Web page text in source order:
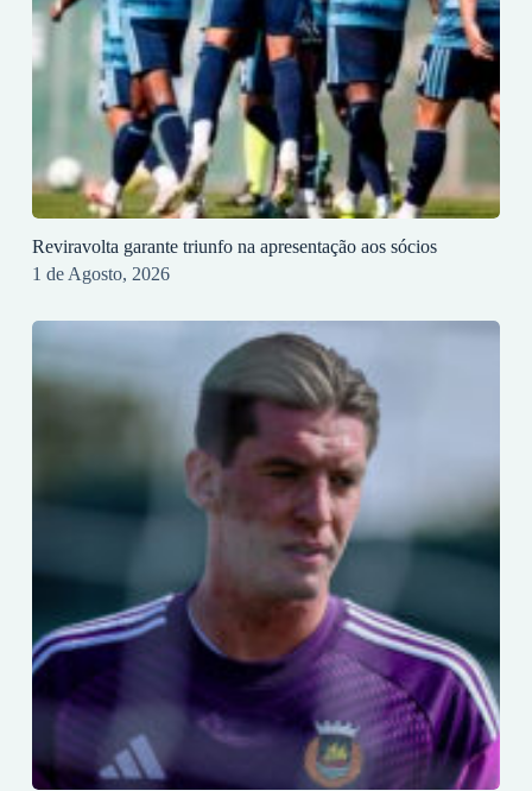
Reviravolta garante triunfo na apresentação aos sócios
1 de Agosto, 2026